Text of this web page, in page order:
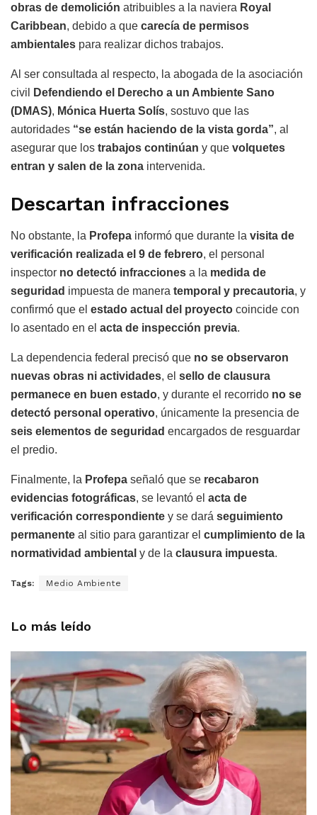
obras de demolición atribuibles a la naviera Royal
Caribbean, debido a que carecía de permisos
ambientales para realizar dichos trabajos.
Al ser consultada al respecto, la abogada de la asociación
civil
Defendiendo el Derecho a un Ambiente Sano
(DMAS), Mónica Huerta Solís, sostuvo que las
autoridades “se están haciendo de la vista gorda”, al
asegurar que los trabajos continúan y que volquetes
entran y salen de la zona intervenida.
Descartan infracciones
No obstante, la Profepa informó que durante la visita de
verificación realizada el 9 de febrero, el personal
inspector no detectó infracciones a la medida de
seguridad impuesta de manera temporal y precautoria, y
confirmó que el estado actual del proyecto coincide con
lo asentado en el acta de inspección previa.
La dependencia federal precisó que no se observaron
nuevas obras ni actividades, el sello de clausura
permanece en buen estado, y durante el recorrido no se
detectó personal operativo, únicamente la presencia de
seis elementos de seguridad encargados de resguardar
el predio.
Finalmente, la Profepa señaló que se recabaron
evidencias fotográficas, se levantó el acta de
verificación correspondiente y se dará seguimiento
permanente al sitio para garantizar el cumplimiento de la
normatividad ambiental y de la clausura impuesta.
Tags: Medio Ambiente
Lo más leído